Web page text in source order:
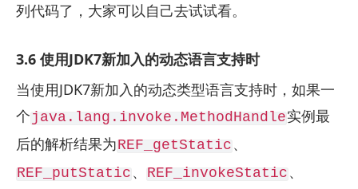
列代码了，大家可以自己去试试看。
3.6 使用JDK7新加入的动态语言支持时
当使用JDK7新加入的动态类型语言支持时，如果一
个 java.lang.invoke.MethodHandle实例最
后的解析结果为REF_getStatic 、
REF_putStatic 、 REF_invokeStatic 、